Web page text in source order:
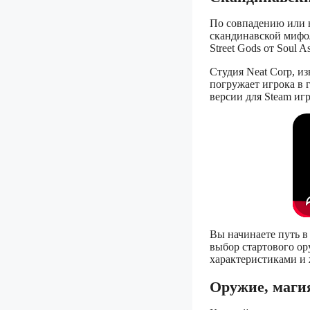
По совпадению или
скандинавской
Street Gods от Soul
Студия Neat Corp,
погружает игрока в
версии для Steam
Вы начинаете путь
выбор стартового
характеристиками
Оружие,